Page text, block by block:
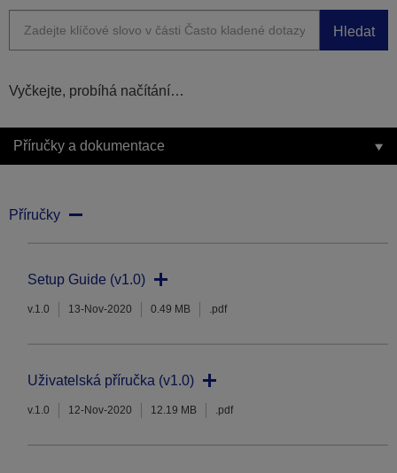
Hledat
Vyčkejte, probíhá načítání…
Příručky a dokumentace
Příručky
Setup Guide (v1.0)
v.1.0 13-Nov-2020 0.49 MB .pdf
Uživatelská příručka (v1.0)
v.1.0 12-Nov-2020 12.19 MB .pdf